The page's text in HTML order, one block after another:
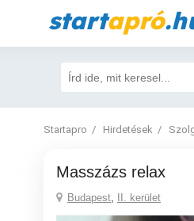
startapró
Startapro Hirdetések
Masszázs relax
Budapest, II. kerület